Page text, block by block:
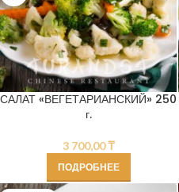
САЛАТ «ВЕГЕТАРИАНСКИЙ» 250
г.
3 700,00₸
ПОДРОБНЕЕ